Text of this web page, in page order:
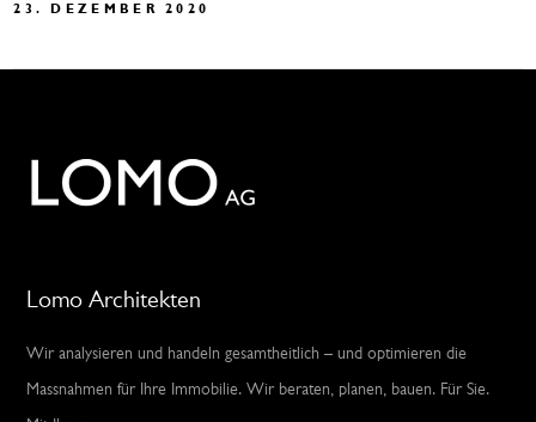
23. DEZEMBER 2020
Lomo Architekten
Wir analysieren und handeln gesamtheitlich – und optimieren die
Massnahmen für Ihre Immobilie. Wir beraten, planen, bauen. Für Sie.